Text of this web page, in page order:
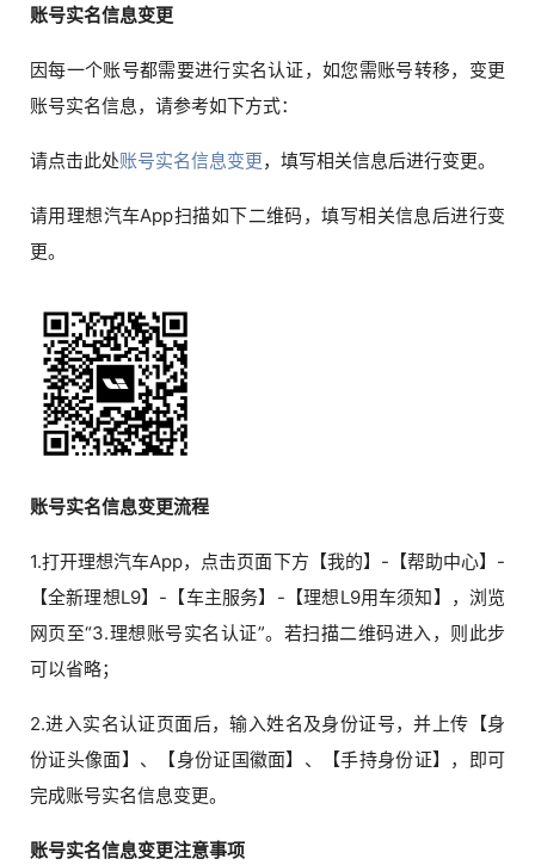
账号实名信息变更
因每一个账号都需要进行实名认证，如您需账号转移，变更
账号实名信息，请参考如下方式：
请点击此处账号实名信息变更，填写相关信息后进行变更。
请用理想汽车App扫描如下二维码，填写相关信息后进行变
更。
账号实名信息变更流程
1.打开理想汽车App，点击页面下方【我的】-【帮助中心】-
【全新理想L9】-【车主服务】-【理想L9用车须知】，浏览
网页至“3.理想账号实名认证”。若扫描二维码进入，则此步
可以省略；
2.进入实名认证页面后，输入姓名及身份证号，并上传【身
份证头像面】、【身份证国徽面】、【手持身份证】，即可
完成账号实名信息变更。
账号实名信息变更注意事项